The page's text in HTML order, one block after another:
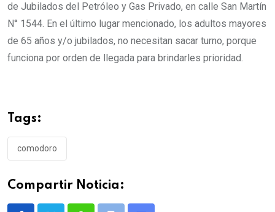
de Jubilados del Petróleo y Gas Privado, en calle San Martín
N° 1544. En el último lugar mencionado, los adultos mayores
de 65 años y/o jubilados, no necesitan sacar turno, porque
funciona por orden de llegada para brindarles prioridad.
Tags:
comodoro
Compartir Noticia: